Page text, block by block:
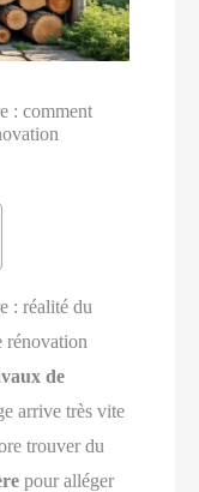
: comment
: réalité du
rénovation
de
arrive très vite
trouver du
pour alléger